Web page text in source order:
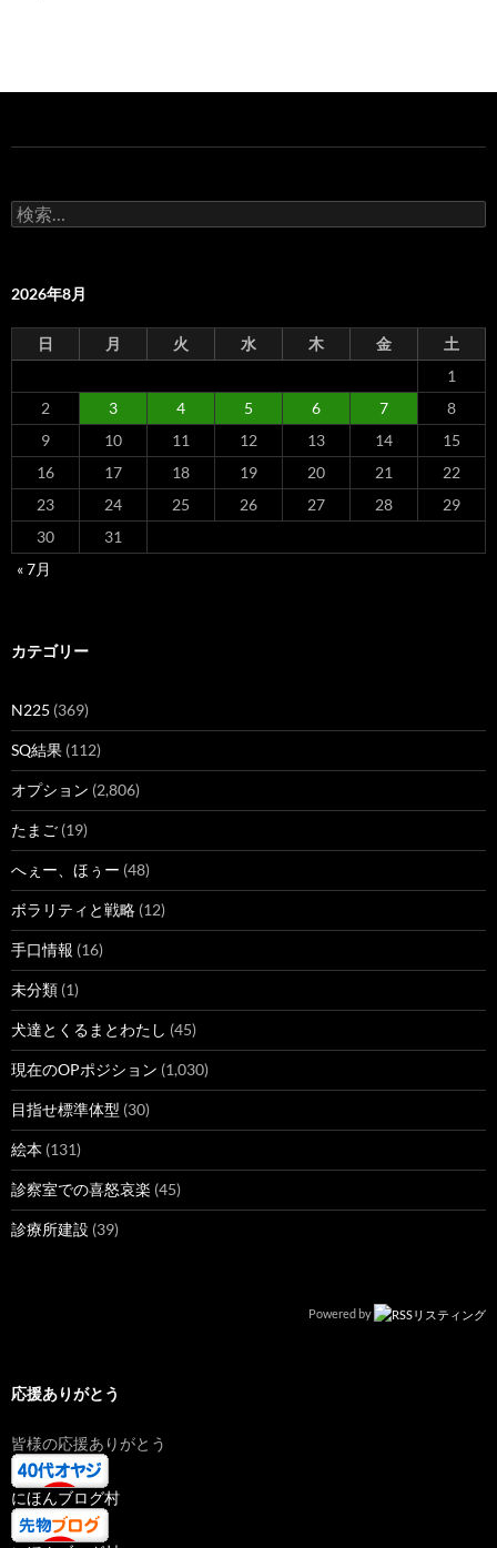
検
索:
2026年8月
日 月 火 水 木 金
土
1
2
3 4 5 6 7
8
9
10 11 12 13 14
15
16
17 18 19 20 21
22
23
24 25 26 27 28
29
30
31
« 7月
カテゴリー
N225 (369)
SQ結果 (112)
オプション (2,806)
たまご (19)
へぇー、ほぅー (48)
ボラリティと戦略 (12)
手口情報 (16)
未分類 (1)
犬達とくるまとわたし (45)
現在のOPポジション (1,030)
目指せ標準体型 (30)
絵本 (131)
診察室での喜怒哀楽 (45)
診療所建設 (39)
Powered by
応援ありがとう
皆様の応援ありがとう
にほんブログ村